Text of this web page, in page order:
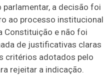
parlamentar, a decisão foi
ao processo institucional
Constituição e não foi
de justificativas claras
critérios adotados pelo
rejeitar a indicação.